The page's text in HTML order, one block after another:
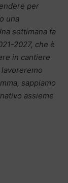
per
una
settimana fa
2027, che è
in cantiere
sappiamo
assieme